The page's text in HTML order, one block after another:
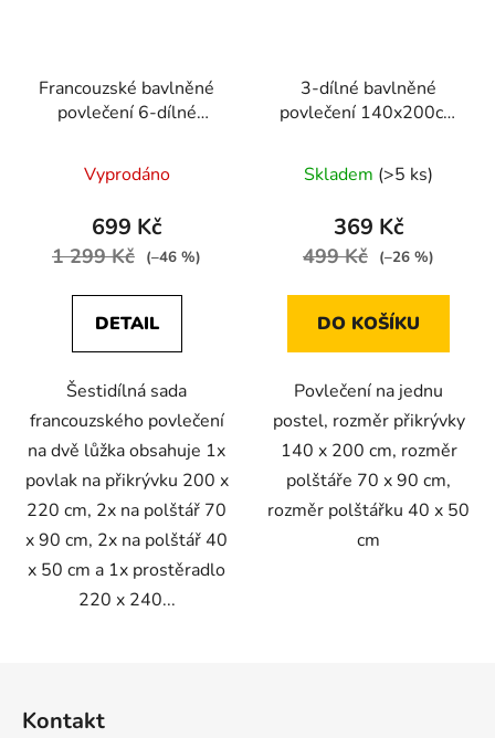
Francouzské bavlněné
povlečení 6-dílné
růžovými kvítky
Vyprodáno
699 Kč
1 299 Kč (–46 %)
DETAIL
Šestidílná sada
francouzského povlečení
na dvě lůžka obsahuje 1x
povlak na přikrývku 200 x
220 cm, 2x na polštář 70
x 90 cm, 2x na polštář 40
x 50 cm a 1x prostěradlo
220 x 240...
3-dílné bavlněné
povlečení 140x200cm
Skladem (>5 ks)
369 Kč
499 Kč (–26 %)
DO KOŠÍKU
Povlečení na jednu
postel, rozměr přikrývky
140 x 200 cm, rozměr
polštáře 70 x 90 cm,
rozměr polštářku 40 x 50
cm
Kontakt